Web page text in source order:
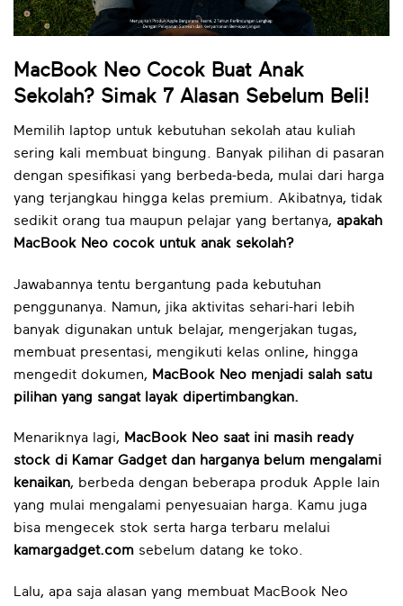
MacBook Neo Cocok Buat Anak
Sekolah? Simak 7 Alasan Sebelum Beli!
Memilih laptop untuk kebutuhan sekolah atau kuliah
sering kali membuat bingung. Banyak pilihan di pasaran
dengan spesifikasi yang berbeda-beda, mulai dari harga
yang terjangkau hingga kelas premium. Akibatnya, tidak
sedikit orang tua maupun pelajar yang bertanya, apakah
MacBook Neo cocok untuk anak sekolah?
Jawabannya tentu bergantung pada kebutuhan
penggunanya. Namun, jika aktivitas sehari-hari lebih
banyak digunakan untuk belajar, mengerjakan tugas,
membuat presentasi, mengikuti kelas online, hingga
mengedit dokumen, MacBook Neo menjadi salah satu
pilihan yang sangat layak dipertimbangkan.
Menariknya lagi, MacBook Neo saat ini masih ready
stock di Kamar Gadget dan harganya belum mengalami
kenaikan, berbeda dengan beberapa produk Apple lain
yang mulai mengalami penyesuaian harga. Kamu juga
bisa mengecek stok serta harga terbaru melalui
kamargadget.com sebelum datang ke toko.
Lalu, apa saja alasan yang membuat MacBook Neo